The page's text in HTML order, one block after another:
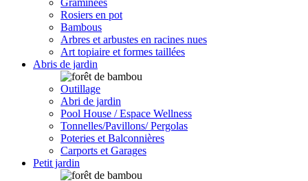
Graminées
Rosiers en pot
Bambous
Arbres et arbustes en racines nues
Art topiaire et formes taillées
Abris de jardin
Outillage
Abri de jardin
Pool House / Espace Wellness
Tonnelles/Pavillons/ Pergolas
Poteries et Balconnières
Carports et Garages
Petit jardin